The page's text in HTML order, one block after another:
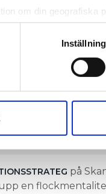
om din geografiska
genom att aktivt
personliga
när som helst från
vår trafik. Vi
annons- och
de nybyggda FTX-
är det bästa –
resultatet inte
på
en